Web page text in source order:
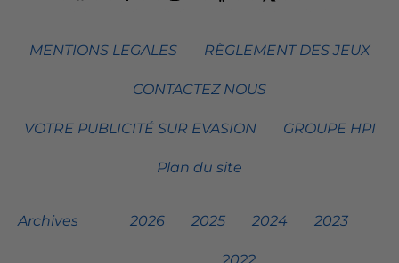
MENTIONS LEGALES RÈGLEMENT DES JEUX
CONTACTEZ NOUS
VOTRE PUBLICITÉ SUR EVASION GROUPE HPI
Plan du site
Archives 2026 2025 2024 2023